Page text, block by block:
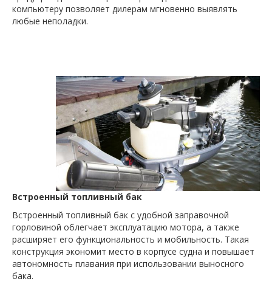
компьютеру позволяет дилерам мгновенно выявлять
любые неполадки.
Встроенный топливный бак
Встроенный топливный бак с удобной заправочной
горловиной облегчает эксплуатацию мотора, а также
расширяет его функциональность и мобильность. Такая
конструкция экономит место в корпусе судна и повышает
автономность плавания при использовании выносного
бака.